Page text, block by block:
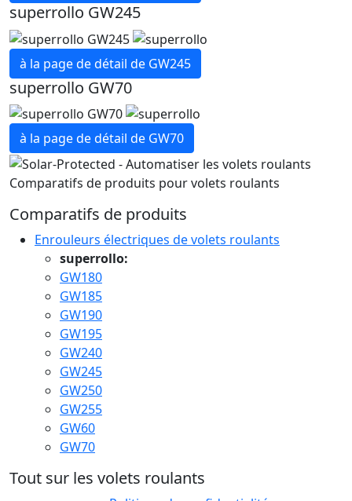
superrollo GW245
à la page de détail de GW245
superrollo GW70
à la page de détail de GW70
Comparatifs de produits pour volets roulants
Comparatifs de produits
Enrouleurs électriques de volets roulants
superrollo:
GW180
GW185
GW190
GW195
GW240
GW245
GW250
GW255
GW60
GW70
Tout sur les volets roulants